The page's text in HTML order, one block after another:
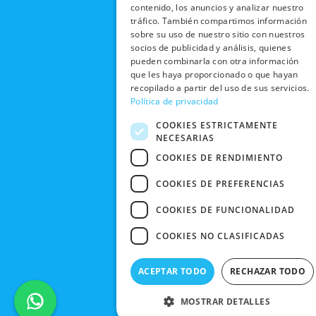
m
TRABAJA
CON
NOSOTROS
NUESTRAS
TIENDAS
BLACK
CONTACTO
RECOGIDA
EN TIENDA
DEVOLUCIONES
Y CAMBIOS
CANCELAR
PEDIDO
POLÍTICA DE
PRIVACIDAD
CONDICIONES
DE COMPRA
contenido, los anuncios y analizar nuestro
tráfico. También compartimos información
sobre su uso de nuestro sitio con nuestros
socios de publicidad y análisis, quienes
pueden combinarla con otra información
que les haya proporcionado o que hayan
recopilado a partir del uso de sus servicios.
Política de privacidad
COOKIES ESTRICTAMENTE
NECESARIAS
COOKIES DE RENDIMIENTO
COOKIES DE PREFERENCIAS
COOKIES DE FUNCIONALIDAD
COOKIES NO CLASIFICADAS
ACEPTAR TODO RECHAZAR TODO
MOSTRAR DETALLES